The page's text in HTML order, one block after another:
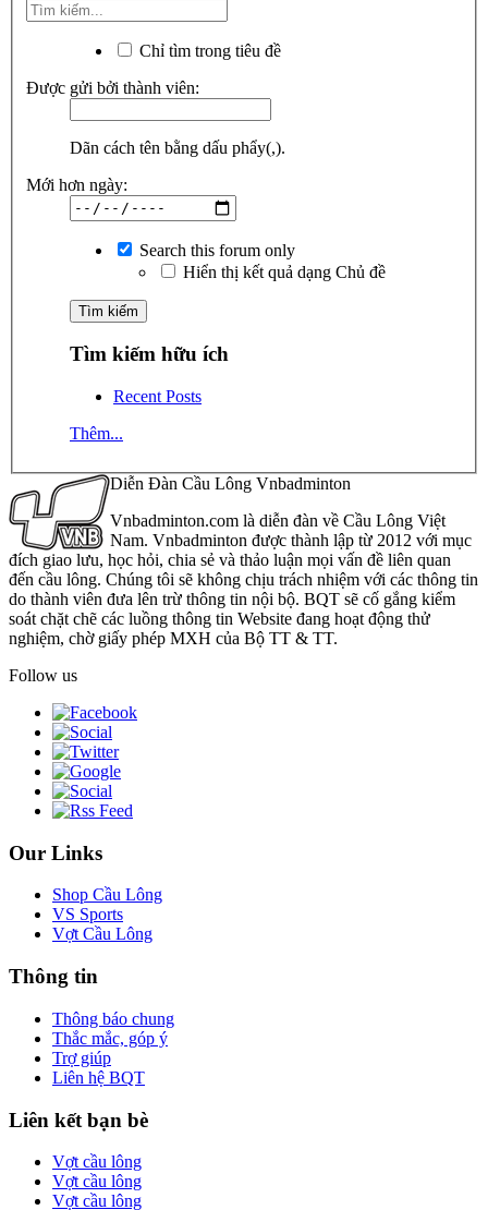
Chỉ tìm trong tiêu đề
Được gửi bởi thành viên:
Dãn cách tên bằng dấu phẩy(,).
Mới hơn ngày:
Search this forum only
Hiển thị kết quả dạng Chủ đề
Tìm kiếm hữu ích
Recent Posts
Thêm...
Diễn Đàn Cầu Lông Vnbadminton
Vnbadminton.com là diễn đàn về Cầu Lông Việt
Nam. Vnbadminton được thành lập từ 2012 với mục
đích giao lưu, học hỏi, chia sẻ và thảo luận mọi vấn đề liên quan
đến cầu lông. Chúng tôi sẽ không chịu trách nhiệm với các thông tin
do thành viên đưa lên trừ thông tin nội bộ. BQT sẽ cố gắng kiểm
soát chặt chẽ các luồng thông tin Website đang hoạt động thử
nghiệm, chờ giấy phép MXH của Bộ TT & TT.
Follow us
Our Links
Shop Cầu Lông
VS Sports
Vợt Cầu Lông
Thông tin
Thông báo chung
Thắc mắc, góp ý
Trợ giúp
Liên hệ BQT
Liên kết bạn bè
Vợt cầu lông
Vợt cầu lông
Vợt cầu lông